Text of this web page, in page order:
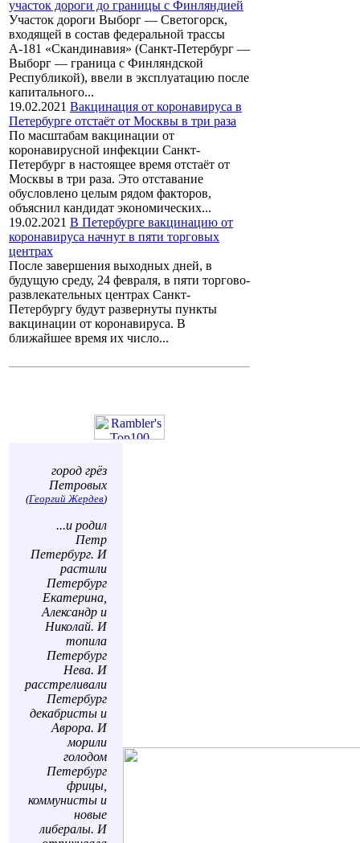
участок дороги до границы с Финляндией
Участок дороги Выборг — Светогорск,
входящей в состав федеральной трассы
А-181 «Скандинавия» (Санкт-Петербург —
Выборг — граница с Финляндской
Республикой), ввели в эксплуатацию после
капитального...
19.02.2021 Вакцинация от коронавируса в
Петербурге отстаёт от Москвы в три раза
По масштабам вакцинации от
коронавирусной инфекции Санкт-
Петербург в настоящее время отстаёт от
Москвы в три раза. Это отставание
обусловлено целым рядом факторов,
объяснил кандидат экономических...
19.02.2021 В Петербурге вакцинацию от
коронавируса начнут в пяти торговых
центрах
После завершения выходных дней, в
будущую среду, 24 февраля, в пяти торгово-
развлекательных центрах Санкт-
Петербургу будут развернуты пункты
вакцинации от коронавируса. В
ближайшее время их число...
город грёз
Петровых
(Георгий Жердев)
...и родил
Петр
Петербург. И
растили
Петербург
Екатерина,
Александр и
Николай. И
топила
Петербург
Нева. И
расстреливали
Петербург
декабристы и
Аврора. И
морили
голодом
Петербург
фрицы,
коммунисты и
новые
либералы. И